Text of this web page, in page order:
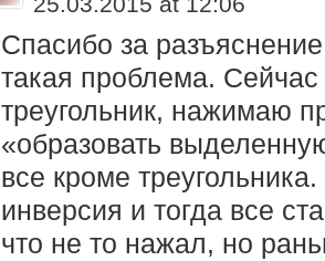
Спасибо за
такая проблема.
треугольник, нажимаю
«образовать
все кроме
инверсия и тогда все
что не то нажал, но